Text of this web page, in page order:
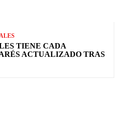
TIENE CADA
ACTUALIZADO TRAS